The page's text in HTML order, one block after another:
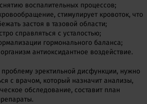
воспалительных процессов;
стимулирует кровоток, что
застоя в тазовой области;
справляться с усталостью;
гормонального баланса;
антиоксидантное воздействие.
эректильной дисфункции, нужно
с врачом, который назначит анализы,
обследование, составит план